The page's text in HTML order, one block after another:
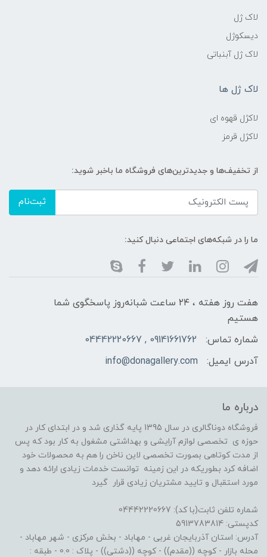
لاک ژل
دیسکوژل
لاک ژل آبنباتی
لاک ژل ها
لاکژل قهوه ای
لاکژل قرمز
از تخفیف‌ها و جدیدترین‌های فروشگاه ما باخبر شوید:
ثبت‌نام
ما را در شبکه‌های اجتماعی دنبال کنید:
هفت روز هفته ، ۲۴ ساعت شبانه‌روز پاسخگوی شما
هستیم
شماره تماس:
09141661762 , 04442220667
آدرس ایمیل:
info@donagallery.com
درباره ما
فروشگاه دوناگالری در سال 1395 پایه گذاری شد و در ابتدای کار در
حوزه ی تخصصی لوازم آرایشی و بهداشتی مشغول به کار بود که پس
از مدت کوتاهی بصورت تخصصی لاین ناخن را هم به محصولات خود
اضافه کرد بطوریکه در این زمینه توانست خدمات زیادی ارائه دهد و
مورد استقبال و تایید مشتریان زیادی قرار گیرد
شماره تلفن ثابت(با کد): 04442220667
کدپستی: 5913783814
آدرس: استان آذربایجان غربی - مهاباد - بخش مرکزی - شهر مهاباد -
محله بازار - کوچه ((مقدم)) - کوچه ((دشتی)) - پلاک : 0.0 - طبقه :